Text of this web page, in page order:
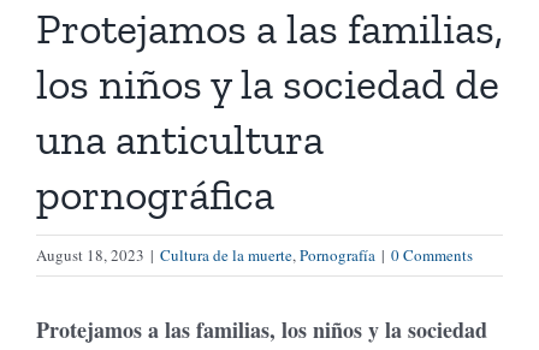
Cómo Donar
Protejamos a las familias,
los niños y la sociedad de
una anticultura
pornográfica
August 18, 2023 | Cultura de la muerte, Pornografía | 0 Comments
Protejamos a las familias, los niños y la sociedad